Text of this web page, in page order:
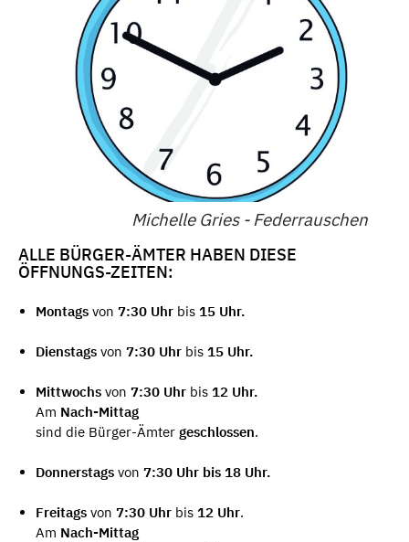
Michelle Gries - Federrauschen
ALLE BÜRGER-ÄMTER HABEN DIESE
ÖFFNUNGS-ZEITEN:
Montags von 7:30 Uhr bis15 Uhr.
Dienstagsvon 7:30 Uhr bis15 Uhr.
Mittwochs von 7:30 Uhr bis12 Uhr.
Am Nach-Mittag
sind die Bürger-Ämter geschlossen.
Donnerstagsvon 7:30 Uhr bis 18 Uhr.
Freitags von 7:30 Uhrbis 12 Uhr.
Am Nach-Mittag